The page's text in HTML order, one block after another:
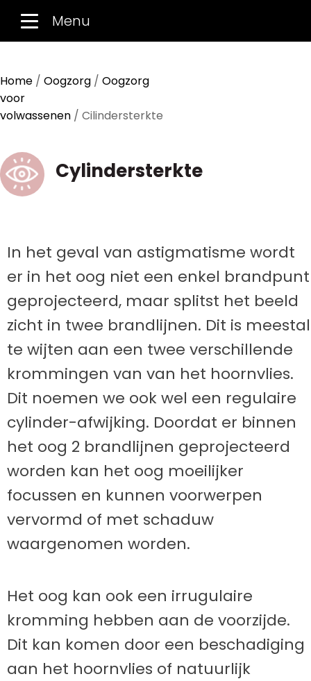
Menu
Home /Oogzorg /Oogzorg
voor
volwassenen / Cilindersterkte
Cylindersterkte
In het geval van astigmatisme wordt
er in het oog niet een enkel brandpunt
geprojecteerd, maar splitst het beeld
zicht in twee brandlijnen. Dit is meestal
te wijten aan een twee verschillende
krommingen van van het hoornvlies.
Dit noemen we ook wel een regulaire
cylinder-afwijking. Doordat er binnen
het oog 2 brandlijnen geprojecteerd
worden kan het oog moeilijker
focussen en kunnen voorwerpen
vervormd of met schaduw
waargenomen worden.
Het oog kan ook een irrugulaire
kromming hebben aan de voorzijde.
Dit kan komen door een beschadiging
aan het hoornvlies of natuurlijk